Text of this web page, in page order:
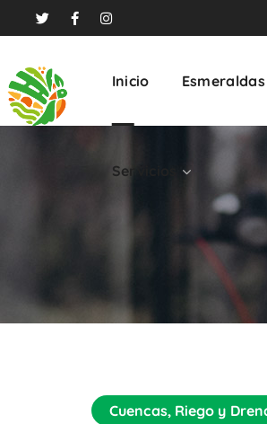
Inicio Esmeraldas
Servicios
Cuencas, Riego y